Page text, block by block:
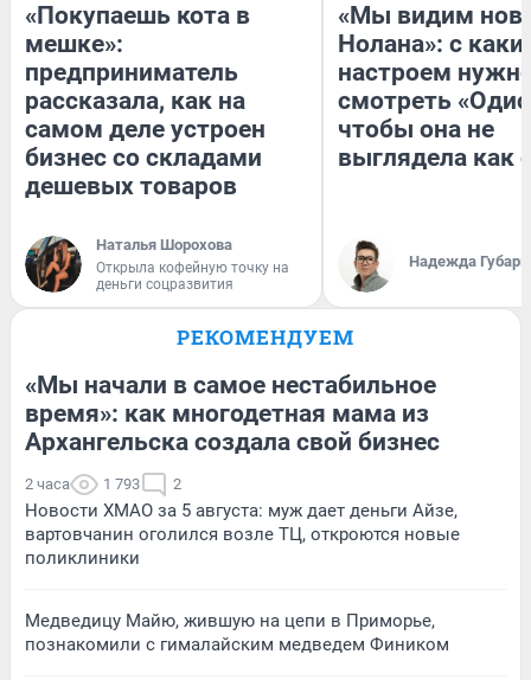
«Покупаешь кота в
мешке»:
предприниматель
рассказала, как на
самом деле устроен
бизнес со складами
дешевых товаров
Наталья Шорохова
Открыла кофейную точку на
деньги соцразвития
«Мы видим
Нолана»: с
настроем
смотреть
чтобы она не
выглядела как
Надежда Губарь
РЕКОМЕНДУЕМ
«Мы начали в самое нестабильное
время»: как многодетная мама из
Архангельска создала свой бизнес
2 часа 1 793 2
Новости ХМАО за 5 августа: муж дает деньги Айзе,
вартовчанин оголился возле ТЦ, откроются новые
поликлиники
Медведицу Майю, жившую на цепи в Приморье,
познакомили с гималайским медведем Фиником